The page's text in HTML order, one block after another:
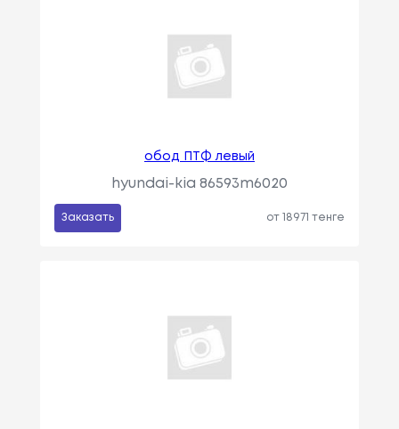
обод ПТФ левый
hyundai-kia 86593m6020
Заказать от 18971 тенге